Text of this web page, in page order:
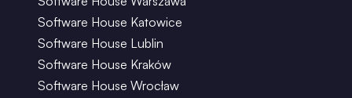
Software House Katowice
Software House Lublin
Software House Kraków
Software House Wrocław